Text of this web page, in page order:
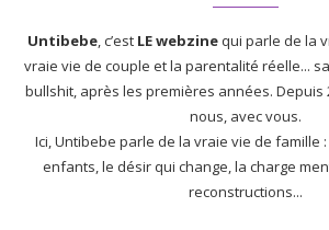
Untibebe, c’est LE webzinequi parle de la
vraie vie de couple et la parentalité réelle...
bullshit, après les premières années. Depuis
nous, avec vous.
Ici, Untibebe parle de la vraie vie de famille
enfants, le désir qui change, la charge
reconstructions...